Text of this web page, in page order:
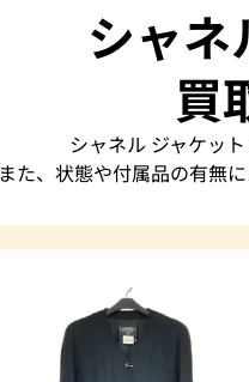
シャネ
買
シャネル ジャケッ
また、状態や付属品の有無